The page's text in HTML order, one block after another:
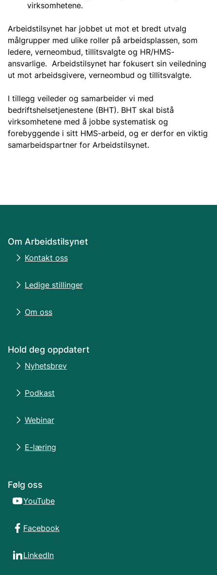
virksomhetene.
Arbeidstilsynet har jobbet ut mot et bredt utvalg
målgrupper med ulike roller på arbeidsplassen, som
ledere, verneombud, tillitsvalgte og HR/HMS-
ansvarlige. Arbeidstilsynet har fokusert sin veiledning
ut mot arbeidsgivere, verneombud og tillitsvalgte.
I tillegg veileder og samarbeider vi med
bedriftshelsetjenestene (BHT). BHT skal bistå
virksomhetene med å jobbe systematisk og
forebyggende i sitt HMS-arbeid, og er derfor en viktig
samarbeidspartner for Arbeidstilsynet.
Om Arbeidstilsynet
Kontakt oss
Ledige stillinger
Om oss
Hold deg oppdatert
Nyhetsbrev
Podkast
Webinar
E-læring
Følg oss
YouTube
Facebook
LinkedIn